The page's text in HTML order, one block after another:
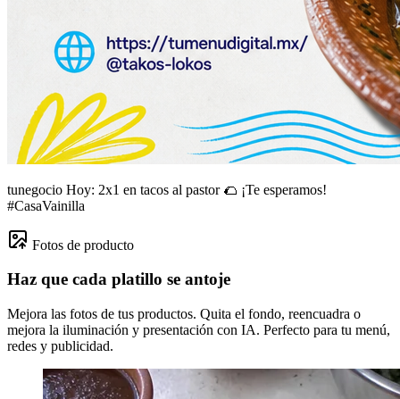
tunegocio Hoy: 2x1 en tacos al pastor 🌮 ¡Te esperamos!
#CasaVainilla
Fotos de producto
Haz que cada platillo se antoje
Mejora las fotos de tus productos. Quita el fondo, reencuadra o
mejora la iluminación y presentación con IA. Perfecto para tu menú,
redes y publicidad.